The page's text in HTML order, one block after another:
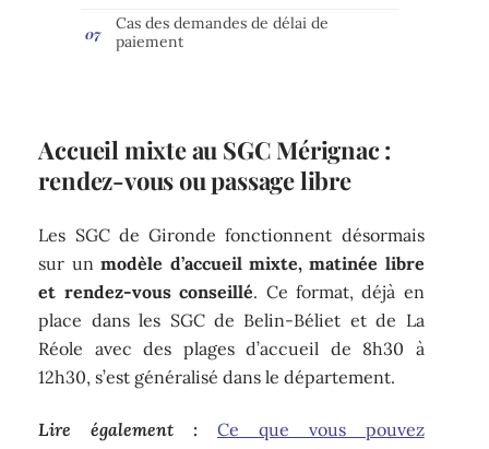
Cas des demandes de délai de
paiement
Accueil mixte au SGC Mérignac :
rendez-vous ou passage libre
Les SGC de Gironde fonctionnent désormais
sur unmodèle d’accueil mixte, matinée libre
et rendez-vous conseillé. Ce format, déjà en
place dans les SGC de Belin-Béliet et de La
Réole avec des plages d’accueil de 8h30 à
12h30, s’est généralisé dans le département.
Lire également :
Ce que vous pouvez